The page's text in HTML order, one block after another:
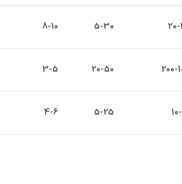
20-
5-30
8-10
200-
20-50
3-5
5-25
4-6